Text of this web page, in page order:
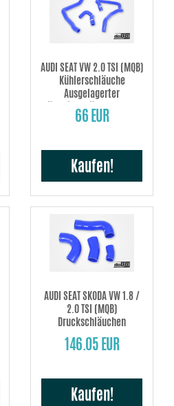
AUDI SEAT VW 2.0 TSI (MQB)
Kühlerschläuche
Ausgelagerter
Kühlmittelkühler (Recht)
66 EUR
Kaufen!
AUDI SEAT SKODA VW 1.8 /
2.0 TSI (MQB)
Druckschläuchen
146.05 EUR
Kaufen!